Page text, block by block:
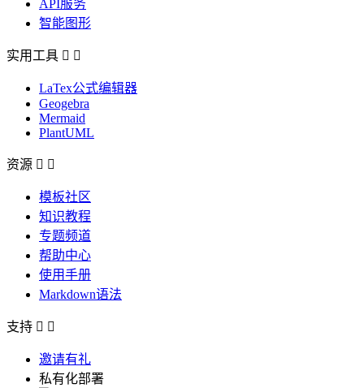
API服务
智能图形
实用工具  
LaTex公式编辑器
Geogebra
Mermaid
PlantUML
资源  
模板社区
知识教程
专题频道
帮助中心
使用手册
Markdown语法
支持  
邀请有礼
私有化部署